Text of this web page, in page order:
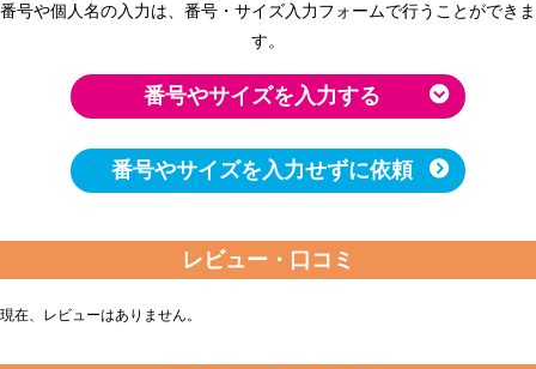
番号や個人名の入力は、番号・サイズ入力フォームで行うことができま
す。
番号やサイズを入力する
番号やサイズを入力せずに依頼
レビュー・口コミ
現在、レビューはありません。